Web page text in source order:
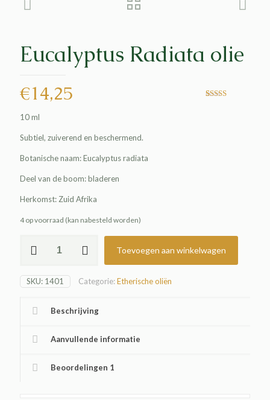
Eucalyptus Radiata olie
€14,25
10 ml
Subtiel, zuiverend en beschermend.
Botanische naam: Eucalyptus radiata
Deel van de boom: bladeren
Herkomst: Zuid Afrika
4 op voorraad (kan nabesteld worden)
aantal
Toevoegen aan winkelwagen
SKU: 1401 Categorie:Etherische oliën
Beschrijving
Aanvullende informatie
Beoordelingen 1